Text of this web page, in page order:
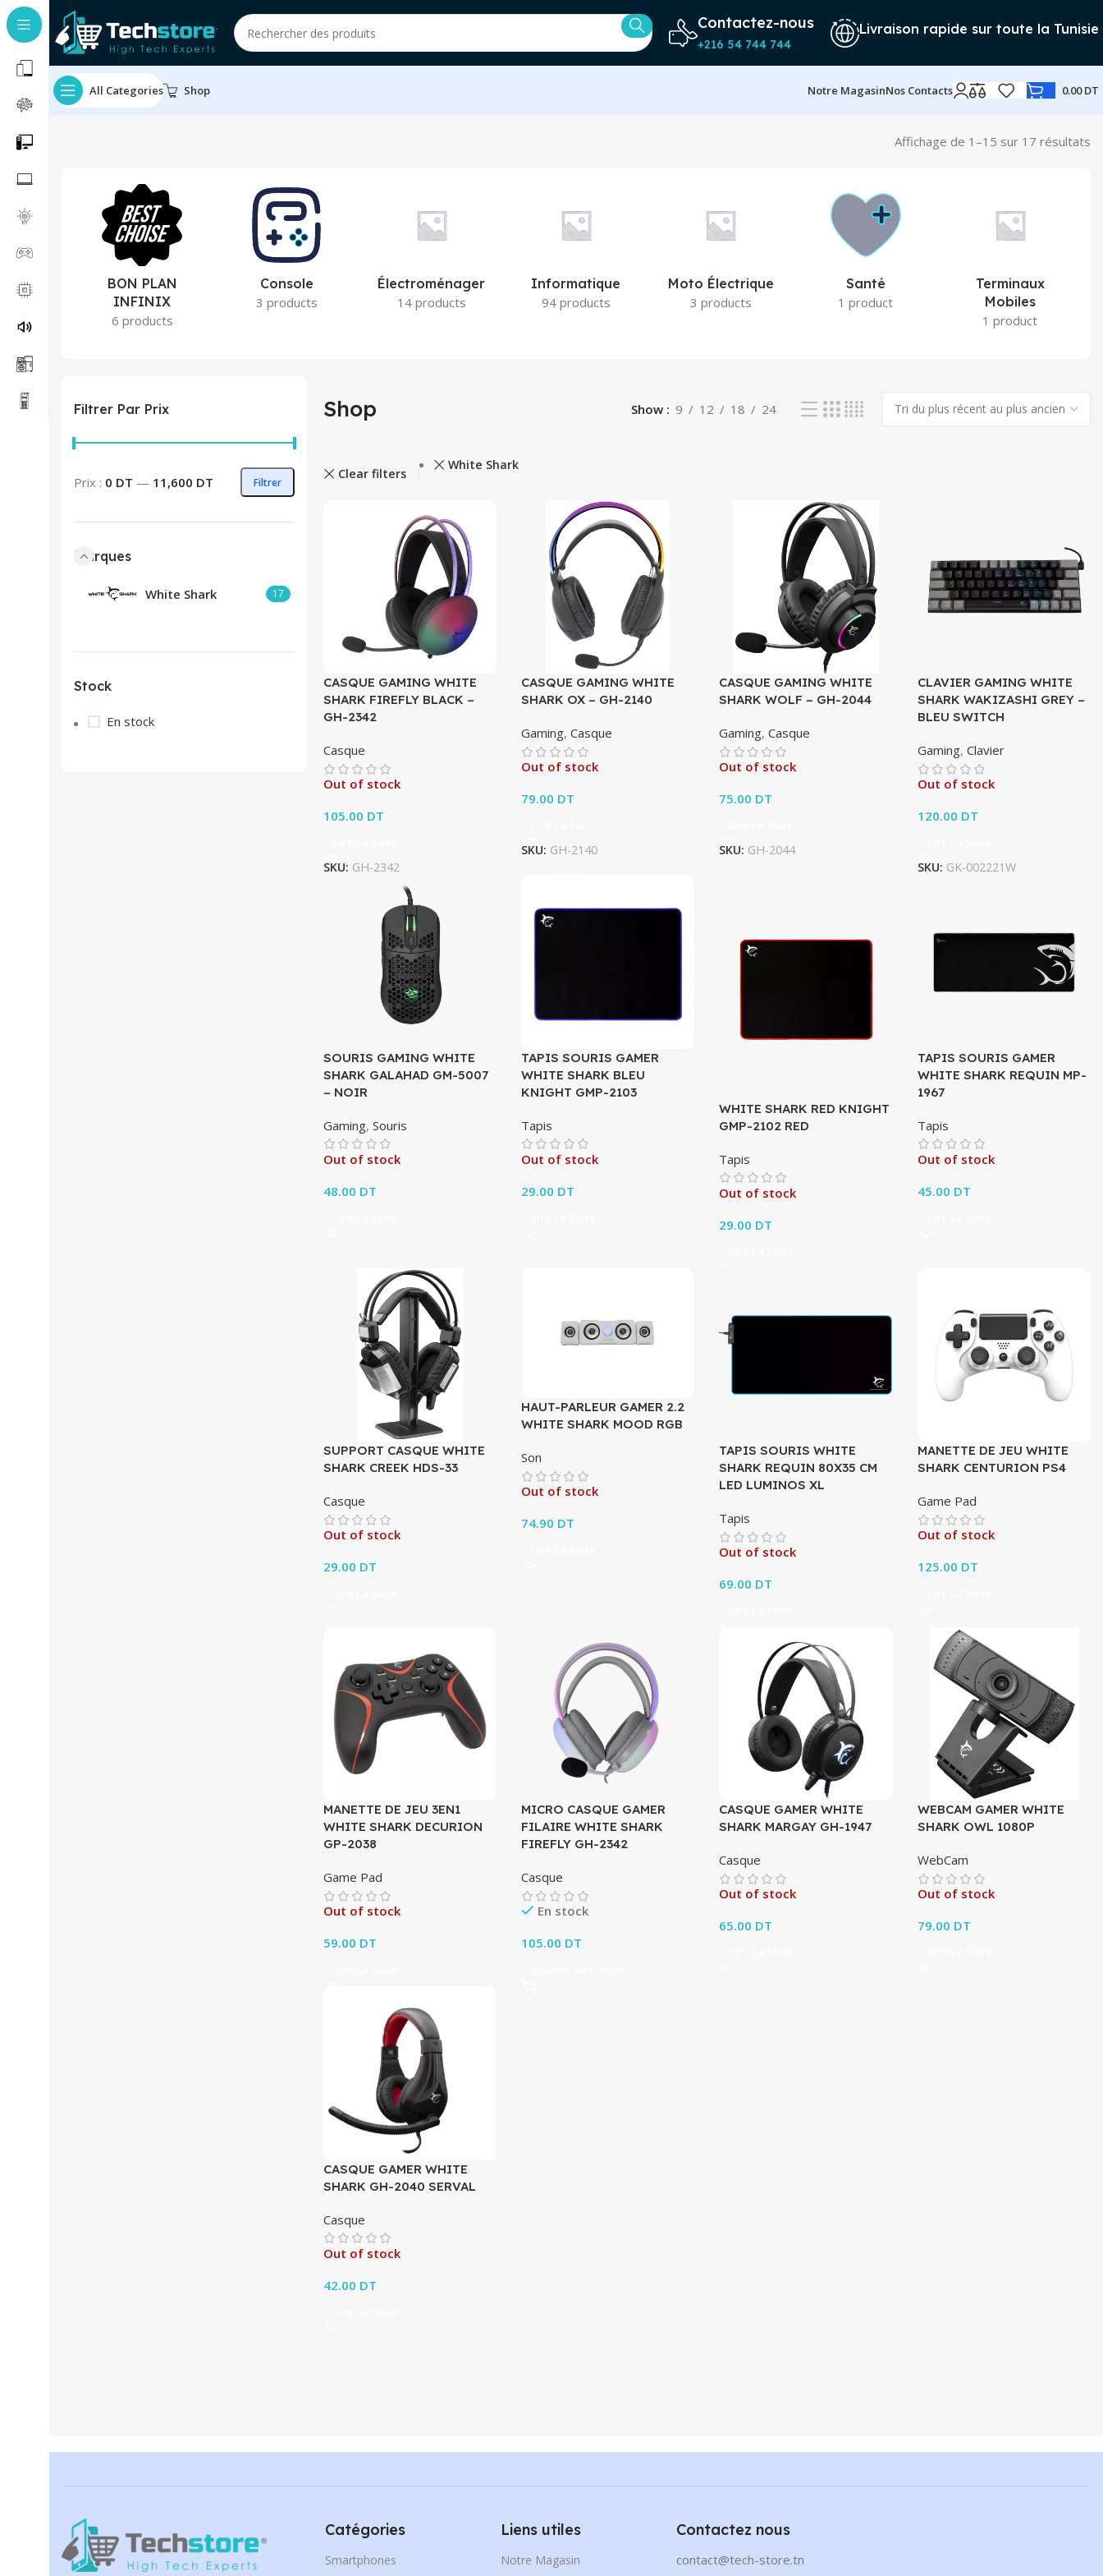
Contactez-nous
+216 54 744 744
Livraison rapide sur toute la Tunisie
All Categories Shop Notre MagasinNos Contacts 0.00DT
Affichage de 1–15 sur 17 résultats
BON PLAN
INFINIX
6 products
Console
3 products
Électroménager
14 products
Informatique
94 products
Moto Électrique
3 products
Santé
1 product
Terminaux
Mobiles
1 product
Filtrer Par Prix
Prix min
Prix max Filtrer
Prix : 0 DT — 11,600 DT
Marques
White Shark 17
Stock
En stock
Shop Show 9 12 18 24
Clear filters
White Shark
CASQUE GAMING WHITE
SHARK FIREFLY BLACK –
GH-2342
Casque
Out of stock
105.00 DT
SKU: GH-2342
CASQUE GAMING WHITE
SHARK OX – GH-2140
Gaming, Casque
Out of stock
79.00 DT
SKU: GH-2140
CASQUE GAMING WHITE
SHARK WOLF – GH-2044
Gaming,Casque
Out of stock
75.00 DT
SKU: GH-2044
CLAVIER GAMING WHITE
SHARK WAKIZASHI GREY –
BLEU SWITCH
Gaming, Clavier
Out of stock
120.00 DT
SKU: GK-002221W
SOURIS GAMING WHITE
SHARK GALAHAD GM-5007
– NOIR
Gaming, Souris
Out of stock
48.00 DT
TAPIS SOURIS GAMER
WHITE SHARK BLEU
KNIGHT GMP-2103
Tapis
Out of stock
29.00 DT
WHITE SHARK RED KNIGHT
GMP-2102 RED
Tapis
Out of stock
29.00 DT
TAPIS SOURIS GAMER
WHITE SHARK REQUIN MP-
1967
Tapis
Out of stock
45.00 DT
SUPPORT CASQUE WHITE
SHARK CREEK HDS-33
Casque
Out of stock
29.00 DT
HAUT-PARLEUR GAMER 2.2
WHITE SHARK MOOD RGB
Son
Out of stock
74.90 DT
TAPIS SOURIS WHITE
SHARK REQUIN 80X35 CM
LED LUMINOS XL
Tapis
Out of stock
69.00 DT
MANETTE DE JEU WHITE
SHARK CENTURION PS4
Game Pad
Out of stock
125.00 DT
MANETTE DE JEU 3EN1
WHITE SHARK DECURION
GP-2038
Game Pad
Out of stock
59.00 DT
MICRO CASQUE GAMER
FILAIRE WHITE SHARK
FIREFLY GH-2342
Casque
En stock
105.00 DT
CASQUE GAMER WHITE
SHARK MARGAY GH-1947
Casque
Out of stock
65.00 DT
WEBCAM GAMER WHITE
SHARK OWL 1080P
WebCam
Out of stock
79.00 DT
CASQUE GAMER WHITE
SHARK GH-2040 SERVAL
Casque
Out of stock
42.00 DT
Catégories
Smartphones
Liens utiles
Notre Magasin
Contactez nous
contact@tech-store.tn